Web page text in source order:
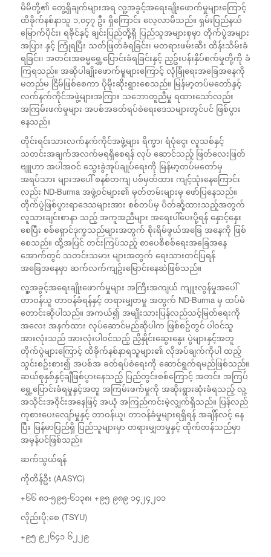
မိမိတို့၏ တွေ့ရှိချက်များအရ လူ့အခွင့်အရေးချိုးဖောက်မှုများကြောင့်
ထိခိုက်နစ်နာသူ ၁,၀၄၇ ဦး ရှိကြောင်း လေ့လာမိသည်။ ရှမ်းပြည်နယ်
မြောက်ပိုင်း၊ ရခိုင်နှင့် ချင်းပြည်တို့ရှိ ပြည်သူအများစုမှာ တိုက်ပွဲအများ
အပြား နှင့် ကြုံရပြီး သတ်ဖြတ်ခံရခြင်း၊ မတရားဖမ်းဆီး ထိန်းသိမ်းခံ
ရခြင်း၊ အတင်းအဓမ္မရွှေ့ပြောင်းခံရခြင်းနှင့် ညှဥ်းပန်းနှိပ်စက်မှုတို့ကို ခံ
ကြရသည်။ အဆိုပါချိုးဖောက်မှုများကြောင့် လုံခြုံရေးအခြေအနေကို
မတည်မ ငြိမ်ဖြစ်စေကာ ပိုမိုးဆိုးရွားစေသည်။ မြန်မာ့တပ်မတော်နှင့်
လက်နက်ကိုင်အဖွဲ့များအကြား သဘောတူညီမှု ရထားသော်လည်း
အကြမ်းဖက်မှုများ အပစ်အခတ်ရပ်စဲရေးဒေသများတွင်ပင် ဖြစ်ပွား
နေသည်။
တိုင်းရင်းသားလက်နက်ကိုင်အဖွဲ့များ ရိက္ခာ၊ ရံပုံငွေ၊ လူသစ်နှင့်
သတင်းအချက်အလက်မရရှိစေရန် လုပ် ဆောင်သည့် ဖြတ်လေးဖြတ်
ဗျူဟာ အပါအဝင် သွေးခွဲအုပ်ချုပ်ရေးကို မြန်မာ့တပ်မတော်မှ
အရပ်သား များအပေါ် စနစ်တကျ ပစ်မှတ်ထား ကျင့်သုံးနေကြောင်း
လည်း ND-Burma အဖွဲ့ဝင်များ၏ မှတ်တမ်းများမှ ဖော်ပြနေသည်။
တိုက်ပွဲဖြစ်ပွားရာဒေသများအား စစ်တပ်မှ ပိတ်ဆို့ထားသည့်အတွက်
လူသားချင်းစာနာ သည့် အကူအညီများ အရေးပါ်ပေးပို့ရန် နှောင့်နှေး
စေပြီး စစ်ရှောင်ဒုက္ခသည်များအတွက် စိုးရိမ်ဖွယ်အခြေ အနေကို ဖြစ်
စေသည်။ ထို့အပြင် တင်းကြပ်သည့် စာပေစိစစ်ရေးအခြေအနေ
အောက်တွင် သတင်းသမား များအတွက် ရေးသားတင်ပြရန်
အခြေအနေမှာ ဆက်လက်ကျဥ်းမြောင်းနေဆဲဖြစ်သည်။
လူ့အခွင့်အရေးချိုးဖောက်မှုများ အကြီးအကျယ် ကျူးလွန်မှုအပေါ်
တာဝန်ယူ တာဝန်ခံရန်နှင့် တရားမျှတမှု အတွက် ND-Burma မှ ထပ်မံ
တောင်းဆိုပါသည်။ အကယ်၍ အမျိုးသားပြန်လည်သင့်မြတ်ရေးကို
အလေး အနက်ထား လုပ်ဆောင်မည်ဆိုပါက ဖြစ်စဥ်တွင် ပါဝင်သူ
အားလုံးသည် အားလုံးပါဝင်သည့် ညှိနှိုင်းဆွေးနွေး ပွဲများနှင့်အတူ
တိုက်ပွဲများကြောင့် ထိခိုက်နစ်နာရသူများ၏ လိုအပ်ချက်ကိုပါ ထည့်
သွင်းစဥ်းစား၍ အပစ်အ ခတ်ရပ်စဲရေးကို ဆောင်ရွက်ရမည်ဖြစ်သည်။
ဆယ်စုနှစ်နှင့်ချီဖြစ်ပွားနေသည့် ပြည်တွင်းစစ်ကြောင့် အတင်း အကြပ်
ရွှေ့ပြောင်းခံရမှုနှင့်အတူ အကြမ်းဖက်မှုကို အဆိုးရွားဆုံးခံရသည့် လူ့
အသိုင်းအဝိုင်းအနေဖြင့် အယုံ အကြည်ကင်းမဲ့လျှက်ရှိသည်။ ပြန်လည်
ကုစားပေးလျော်မှုနှင့် တာဝန်ယူ၊ တာဝန်ခံမှုများရရှိရန် အချိန်လင့် နေ
ပြီး မြန်မာပြည်ရှိ ပြည်သူများမှာ တရားမျှတမှုနှင့် ထိုက်တန်သည်မှာ
အမှန်ပင်ဖြစ်သည်။
ဆက်သွယ်ရန်
ကိုတိန်ဦး (AASYC)
+၆၆ ၈၁-၅၉၅-၆၁၃၈၊ +၉၅ ၉၈၉ ၁၄၂၄၂၀၁
လိုည်းပို;စေ (TSYU)
+၉၅ ၉၂၆၄၁ ၆၂၂၉